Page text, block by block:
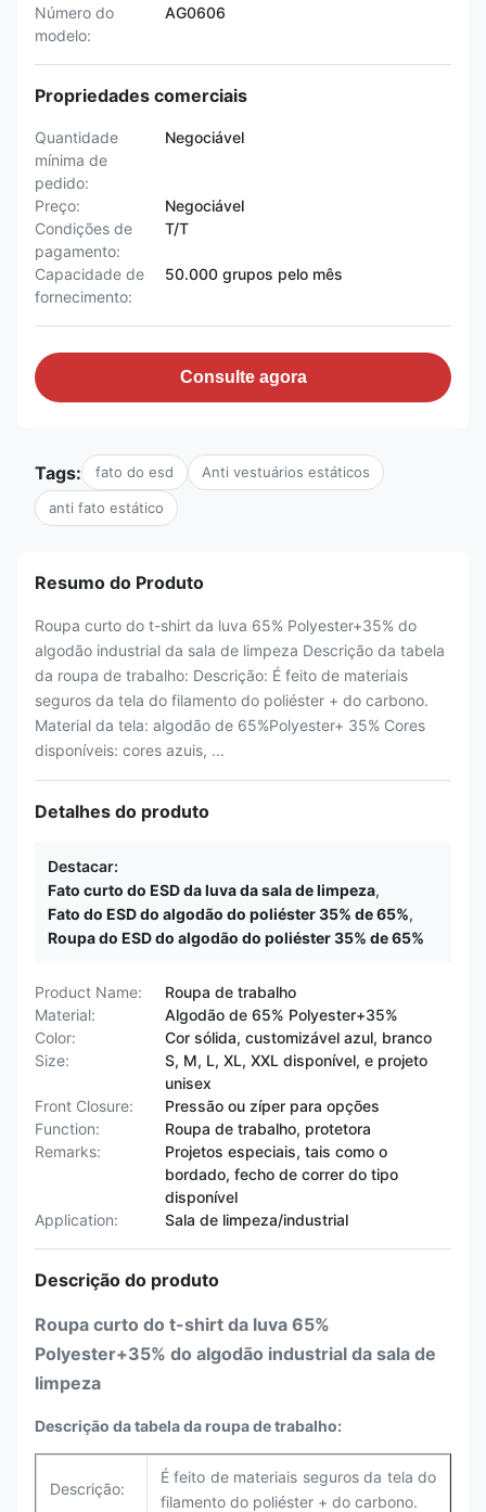
Número do
modelo:
AG0606
Propriedades comerciais
Quantidade
mínima de
pedido:
Negociável
Preço:
Negociável
Condições de
pagamento:
T/T
Capacidade de
fornecimento:
50.000 grupos pelo mês
Consulte agora
Tags: fato do esd Anti vestuários estáticos
anti fato estático
Resumo do Produto
Roupa curto do t-shirt da luva 65% Polyester+35% do
algodão industrial da sala de limpeza Descrição da tabela
da roupa de trabalho: Descrição: É feito de materiais
seguros da tela do filamento do poliéster + do carbono.
Material da tela: algodão de 65%Polyester+ 35% Cores
disponíveis: cores azuis, ...
Detalhes do produto
Destacar:
Fato curto do ESD da luva da sala de limpeza,
Fato do ESD do algodão do poliéster 35% de 65%,
Roupa do ESD do algodão do poliéster 35% de 65%
Product Name:
Roupa de trabalho
Material:
Algodão de 65% Polyester+35%
Color:
Cor sólida, customizável azul, branco
Size:
S, M, L, XL, XXL disponível, e projeto
unisex
Front Closure:
Pressão ou zíper para opções
Function:
Roupa de trabalho, protetora
Remarks:
Projetos especiais, tais como o
bordado, fecho de correr do tipo
disponível
Application:
Sala de limpeza/industrial
Descrição do produto
Roupa curto do t-shirt da luva 65%
Polyester+35% do algodão industrial da sala de
limpeza
Descrição da tabela da roupa de trabalho:
Descrição:
É feito de materiais seguros da tela do
filamento do poliéster + do carbono.